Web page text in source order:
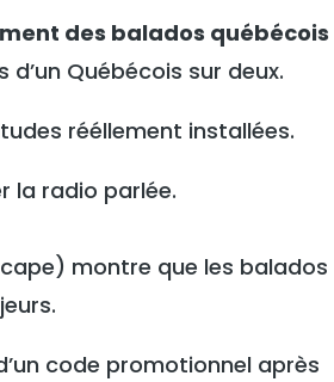
des balados québécois
d’un Québécois sur deux.
rééllement installées.
la radio parlée.
montre que les balados
code promotionnel après